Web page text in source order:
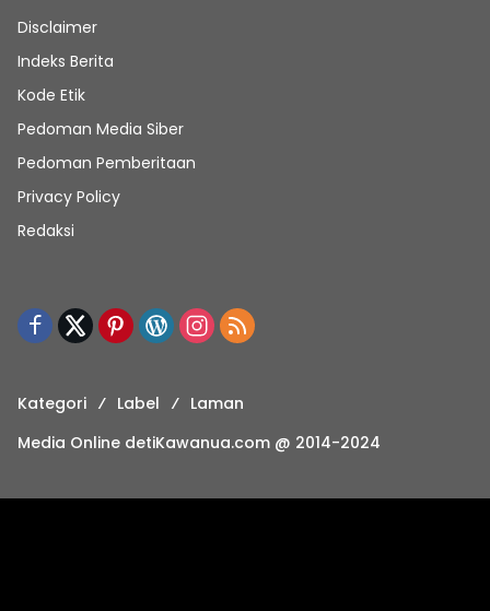
Disclaimer
Indeks Berita
Kode Etik
Pedoman Media Siber
Pedoman Pemberitaan
Privacy Policy
Redaksi
Kategori Label
Laman
Media Online detiKawanua.com @ 2014-2024